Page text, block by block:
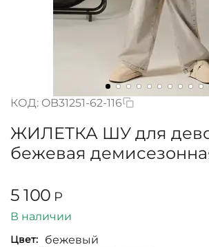
КОД: OB31251-62-116
ЖИЛЕТКА ШУ для
бежевая
5 100 Р
В наличии
Цвет: бежевый